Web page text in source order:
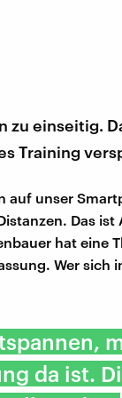
zu einseitig.
Training
auf unser
Das ist
hat eine
Wer sich
da ist.